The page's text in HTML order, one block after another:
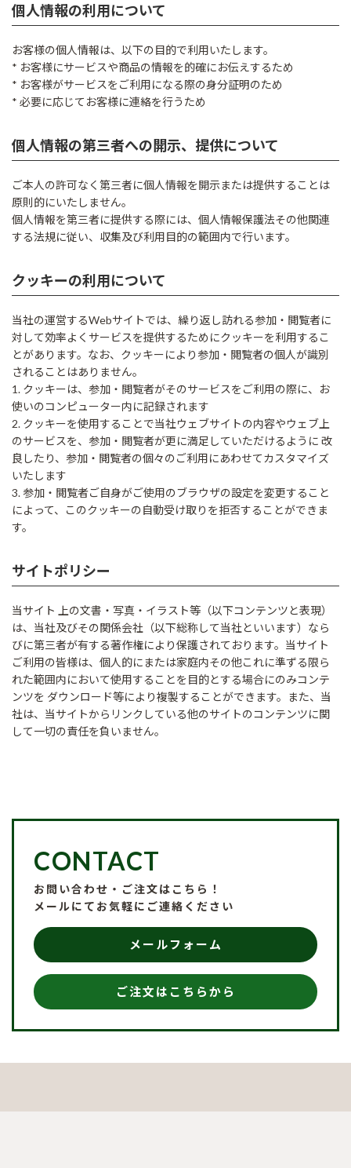
個人情報の利用について
お客様の個人情報は、以下の目的で利用いたします。
* お客様にサービスや商品の情報を的確にお伝えするため
* お客様がサービスをご利用になる際の身分証明のため
* 必要に応じてお客様に連絡を行うため
個人情報の第三者への開示、提供について
ご本人の許可なく第三者に個人情報を開示または提供することは
原則的にいたしません。
個人情報を第三者に提供する際には、個人情報保護法その他関連
する法規に従い、収集及び利用目的の範囲内で行います。
クッキーの利用について
当社の運営するWebサイトでは、繰り返し訪れる参加・閲覧者に
対して効率よくサービスを提供するためにクッキーを利用するこ
とがあります。なお、クッキーにより参加・閲覧者の個人が識別
されることはありません。
1. クッキーは、参加・閲覧者がそのサービスをご利用の際に、お
使いのコンピューター内に記録されます
2. クッキーを使用することで当社ウェブサイトの内容やウェブ上
のサービスを、参加・閲覧者が更に満足していただけるように 改
良したり、参加・閲覧者の個々のご利用にあわせてカスタマイズ
いたします
3. 参加・閲覧者ご自身がご使用のブラウザの設定を変更すること
によって、このクッキーの自動受け取りを拒否することができま
す。
サイトポリシー
当サイト 上の文書・写真・イラスト等（以下コンテンツと表現）
は、当社及びその関係会社（以下総称して当社といいます）なら
びに第三者が有する著作権により保護されております。当サイト
ご利用の皆様は、個人的にまたは家庭内その他これに準ずる限ら
れた範囲内において使用することを目的とする場合にのみコンテ
ンツを ダウンロード等により複製することができます。また、当
社は、当サイトからリンクしている他のサイトのコンテンツに関
して一切の責任を負いません。
CONTACT
お問い合わせ・ご注文はこちら！
メールにてお気軽にご連絡ください
メールフォーム
ご注文はこちらから